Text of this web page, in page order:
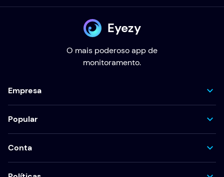
Eyezy
O mais poderoso app de
monitoramento.
Empresa
Popular
Conta